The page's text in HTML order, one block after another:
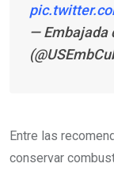
— Embajada
Entre las
conservar